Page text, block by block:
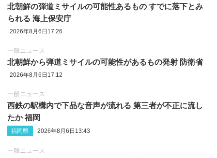
北朝鮮の弾道ミサイルの可能性あるもの すでに落下とみ
られる 海上保安庁
2026年8月6日17:26
一般ニュース
北朝鮮から弾道ミサイルの可能性があるもの発射 防衛省
2026年8月6日17:12
一般ニュース
西鉄の駅構内で下品な音声が流れる 第三者が不正に流し
たか 福岡
福岡県 2026年8月6日13:43
一般ニュース